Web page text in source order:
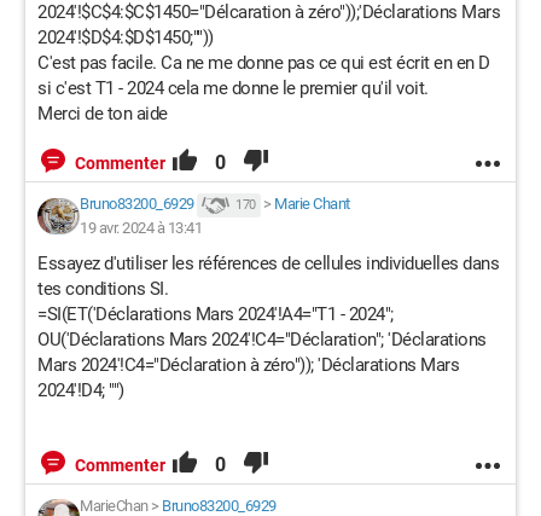
2024'!$C$4:$C$1450="Délcaration à zéro"));'Déclarations Mars
2024'!$D$4:$D$1450;""))
C'est pas facile. Ca ne me donne pas ce qui est écrit en en D
si c'est T1 - 2024 cela me donne le premier qu'il voit.
Merci de ton aide
Commenter 0
Bruno83200_6929 170 > Marie Chant
19 avr. 2024 à 13:41
Essayez d'utiliser les références de cellules individuelles dans
tes conditions SI.
=SI(ET('Déclarations Mars 2024'!A4="T1 - 2024";
OU('Déclarations Mars 2024'!C4="Déclaration"; 'Déclarations
Mars 2024'!C4="Déclaration à zéro")); 'Déclarations Mars
2024'!D4; "")
Commenter 0
MarieChan> Bruno83200_6929